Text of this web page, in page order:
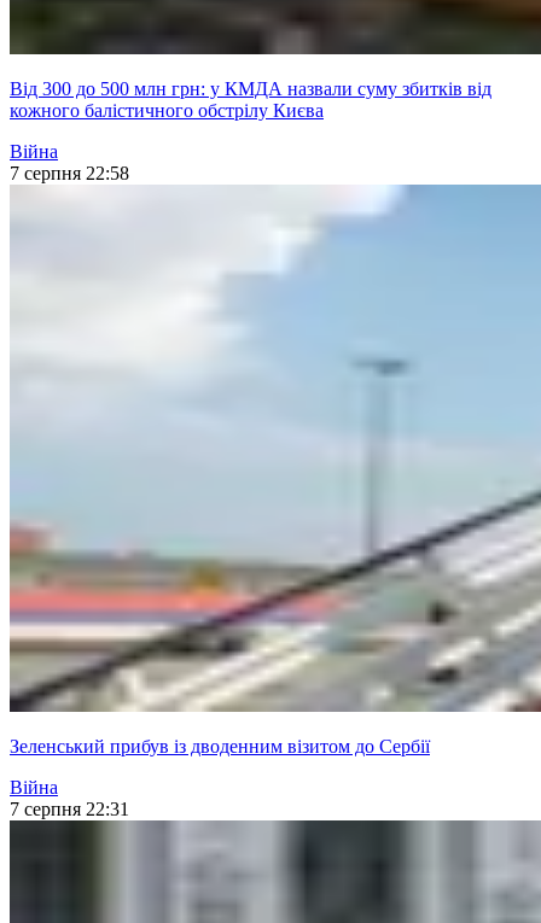
Від 300 до 500 млн грн: у КМДА назвали суму збитків від
кожного балістичного обстрілу Києва
Війна
7 серпня 22:58
Зеленський прибув із дводенним візитом до Сербії
Війна
7 серпня 22:31